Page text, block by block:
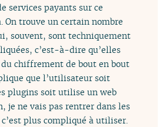
services payants sur ce
On trouve un certain nombre
souvent, sont techniquement
c’est-à-dire qu’elles
chiffrement de bout en bout
que l’utilisateur soit
plugins soit utilise un web
je ne vais pas rentrer dans les
plus compliqué à utiliser.